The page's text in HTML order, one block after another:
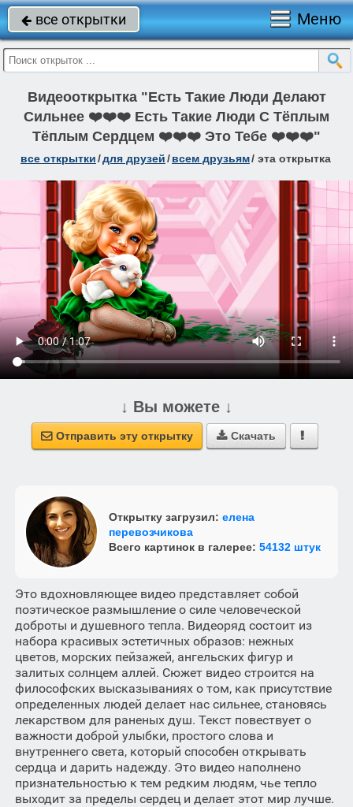
 все открытки Меню
Видеооткрытка "Есть Такие Люди Делают
Сильнее ❤️❤️❤️ Есть Такие Люди С Тёплым
Тёплым Сердцем ❤️❤️❤️ Это Тебе ❤️❤️❤️"
все открытки/для друзей/всем друзьям/ эта открытка
↓ Вы можете ↓
 Отправить эту открытку  Скачать 
Открытку загрузил: елена
перевозчикова
Всего картинок в галерее: 54132 штук
Это вдохновляющее видео представляет собой
поэтическое размышление о силе человеческой
доброты и душевного тепла. Видеоряд состоит из
набора красивых эстетичных образов: нежных
цветов, морских пейзажей, ангельских фигур и
залитых солнцем аллей. Сюжет видео строится на
философских высказываниях о том, как присутствие
определенных людей делает нас сильнее, становясь
лекарством для раненых душ. Текст повествует о
важности доброй улыбки, простого слова и
внутреннего света, который способен открывать
сердца и дарить надежду. Это видео наполнено
признательностью к тем редким людям, чье тепло
выходит за пределы сердец и делает этот мир лучше.